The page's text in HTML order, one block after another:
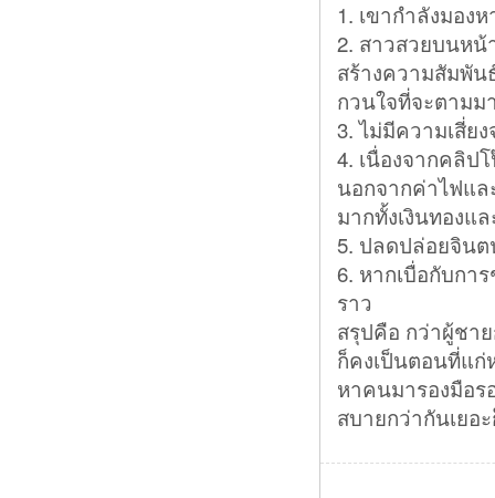
1. เขากำลังมอง
2. สาวสวยบนหน้
สร้างความสัมพั
กวนใจที่จะตามม
3. ไม่มีความเสี่ย
4. เนื่องจากคลิป
นอกจากค่าไฟแ
มากทั้งเงินทองแล
5. ปลดปล่อยจินต
6. หากเบื่อกับกา
ราว
สรุปคือ กว่าผู้ชา
ก็คงเป็นตอนที่แก่
หาคนมารองมือร
สบายกว่ากันเยอ